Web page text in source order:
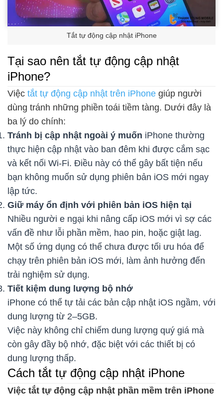
Tắt tự động cập nhật iPhone
Tại sao nên tắt tự động cập nhật
iPhone?
Việc tắt tự động cập nhật trên iPhone giúp người
dùng tránh những phiền toái tiềm tàng. Dưới đây là
ba lý do chính:
Tránh bị cập nhật ngoài ý muốn iPhone thường
thực hiện cập nhật vào ban đêm khi được cắm sạc
và kết nối Wi-Fi. Điều này có thể gây bất tiện nếu
bạn không muốn sử dụng phiên bản iOS mới ngay
lập tức.
Giữ máy ổn định với phiên bản iOS hiện tại
Nhiều người e ngại khi nâng cấp iOS mới vì sợ các
vấn đề như lỗi phần mềm, hao pin, hoặc giật lag.
Một số ứng dụng có thể chưa được tối ưu hóa để
chạy trên phiên bản iOS mới, làm ảnh hưởng đến
trải nghiệm sử dụng.
Tiết kiệm dung lượng bộ nhớ
iPhone có thể tự tải các bản cập nhật iOS ngầm, với
dung lượng từ 2–5GB.
Việc này không chỉ chiếm dung lượng quý giá mà
còn gây đầy bộ nhớ, đặc biệt với các thiết bị có
dung lượng thấp.
Cách tắt tự động cập nhật iPhone
Việc tắt tự động cập nhật phần mềm trên iPhone